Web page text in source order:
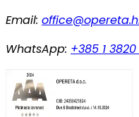
Email:
WhatsApp: +385 1